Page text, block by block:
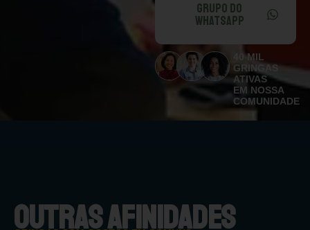
GRUPO DO
WHATSAPP
40 MIL
GRINGAS
ATIVAS
EM NOSSA
COMUNIDADE
OUTRAS AFINIDADES